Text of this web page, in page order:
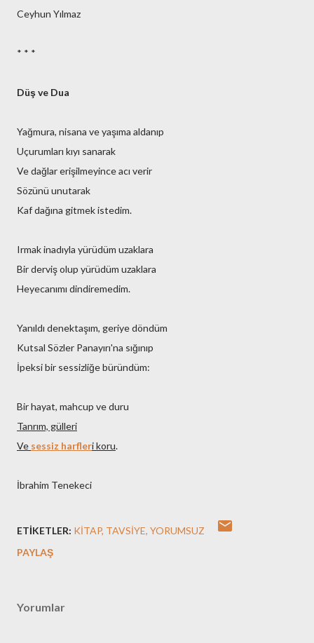
Ceyhun Yılmaz
* * *
Düş ve Dua
Yağmura, nisana ve yaşıma aldanıp
Uçurumları kıyı sanarak
Ve dağlar erişilmeyince acı verir
Sözünü unutarak
Kaf dağına gitmek istedim.
Irmak inadıyla yürüdüm uzaklara
Bir derviş olup yürüdüm uzaklara
Heyecanımı dindiremedim.
Yanıldı denektaşım, geriye döndüm
Kutsal Sözler Panayırı'na sığınıp
İpeksi bir sessizliğe büründüm:
Bir hayat, mahcup ve duru
Tanrım, gülleri
Ve sessiz harfleri koru.
İbrahim Tenekeci
ETIKETLER: KITAP TAVSIYE YORUMSUZ
PAYLAŞ
Yorumlar